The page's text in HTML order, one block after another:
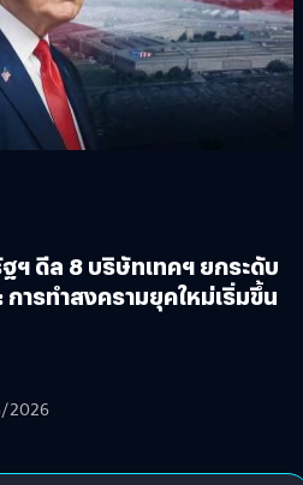
ฯ ดีล 8 บริษัทเทคฯ ยกระดับ
ารทำสงครามยุคใหม่เริ่มขึ้น
2026